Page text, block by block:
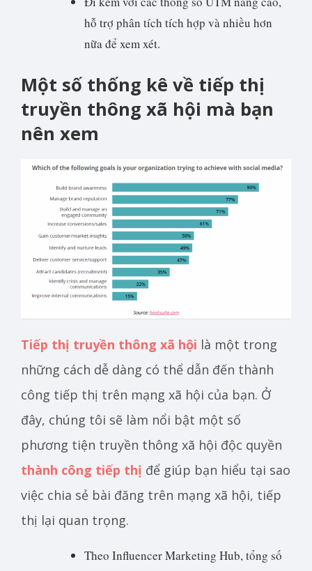
hỗ trợ phân tích tích hợp và nhiều hơn
nữa để xem xét.
Một số thống kê về tiếp thị
truyền thông xã hội mà bạn
nên xem
Tiếp thị truyền thông xã hội là một trong
những cách dễ dàng có thể dẫn đến thành
công tiếp thị trên mạng xã hội của bạn. Ở
đây, chúng tôi sẽ làm nổi bật một số
phương tiện truyền thông xã hội độc quyền
thành công tiếp thị để giúp bạn hiểu tại sao
việc chia sẻ bài đăng trên mạng xã hội, tiếp
thị lại quan trọng.
Theo Influencer Marketing Hub, tổng số